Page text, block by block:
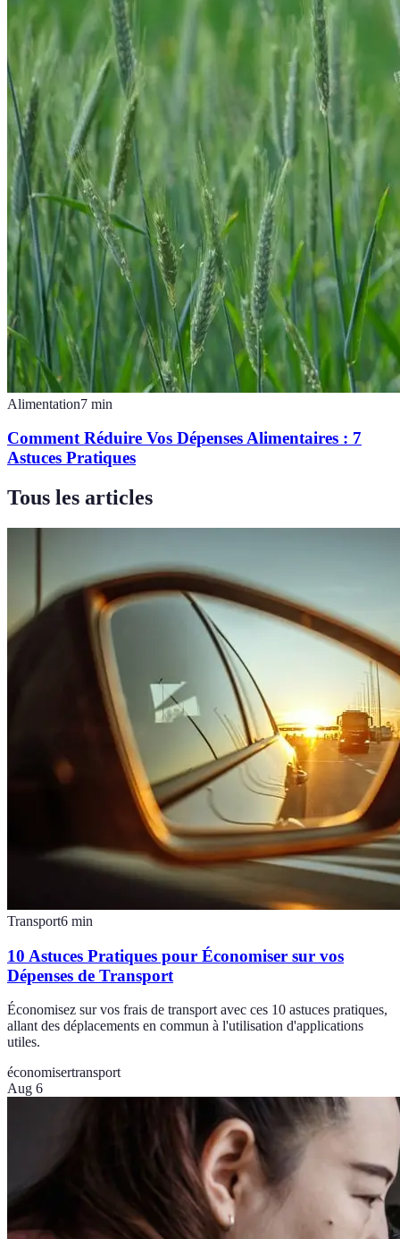
Alimentation7 min
Comment Réduire Vos Dépenses Alimentaires : 7
Astuces Pratiques
Tous les articles
Transport6 min
10 Astuces Pratiques pour Économiser sur vos
Dépenses de Transport
Économisez sur vos frais de transport avec ces 10 astuces pratiques,
allant des déplacements en commun à l'utilisation d'applications
utiles.
économisertransport
Aug 6